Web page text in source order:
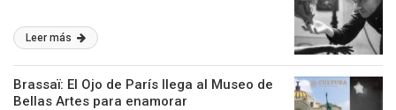
Leer más
Brassaï: El Ojo de París llega al Museo de
Bellas Artes para enamorar